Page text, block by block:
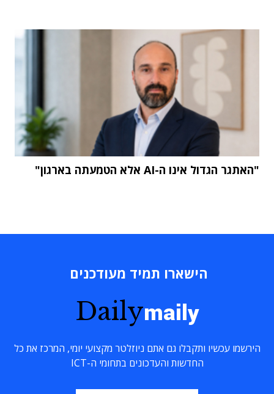
"האתגר הגדול אינו ה-AI אלא הטמעתה בארגון"
הישארו תמיד מעודכנים
Dailymaily
הירשמו עכשיו ותקבלו גם אתם ניוזלטר מקצועי יומי, המרכז את כל
החדשות והעדכונים בתחומי ה-ICT